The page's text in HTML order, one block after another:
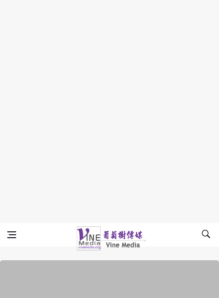
Vine Media
葡萄樹傳媒